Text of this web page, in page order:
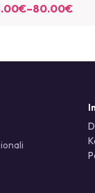
€–80.00€